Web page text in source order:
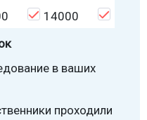
14000
в ваших
проходили